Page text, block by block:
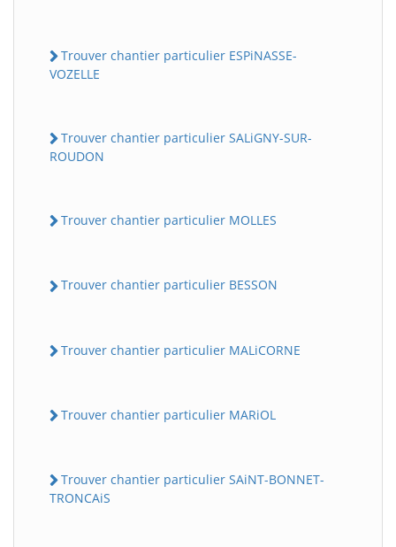
Trouver chantier particulier ESPiNASSE-
VOZELLE
Trouver chantier particulier SALiGNY-SUR-
ROUDON
Trouver chantier particulier MOLLES
Trouver chantier particulier BESSON
Trouver chantier particulier MALiCORNE
Trouver chantier particulier MARiOL
Trouver chantier particulier SAiNT-BONNET-
TRONCAiS